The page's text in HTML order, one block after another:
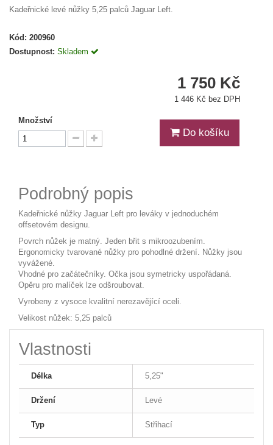
Kadeřnické levé nůžky 5,25 palců Jaguar Left.
Kód: 200960
Dostupnost: Skladem
1 750 Kč
1 446 Kč bez DPH
Množství
Do košíku
Podrobný popis
Kadeřnické nůžky Jaguar Left pro leváky v jednoduchém
offsetovém designu.
Povrch nůžek je matný. Jeden břit s mikroozubením.
Ergonomicky tvarované nůžky pro pohodlné držení. Nůžky jsou
vyvážené.
Vhodné pro začátečníky. Očka jsou symetricky uspořádaná.
Opěru pro malíček lze odšroubovat.
Vyrobeny z vysoce kvalitní nerezavějící oceli.
Velikost nůžek: 5,25 palců
Vlastnosti
Délka 5,25"
Držení Levé
Typ Střihací